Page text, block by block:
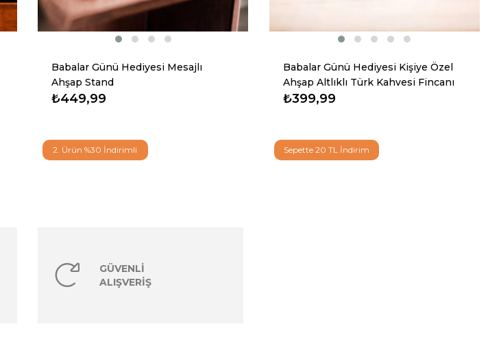
Babalar Günü Hediyesi Mesajlı
Ahşap Stand
₺449,99
2. Ürün %30 İndirimli
Babalar Günü Hediyesi Kişiye Özel
Ahşap Altlıklı Türk Kahvesi Fincanı
₺399,99
Sepette 20 TL İndirim
GÜVENLİ
ALIŞVERİŞ